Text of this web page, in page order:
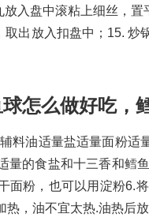
入盘中滚粘上细丝，
取出放入扣盘中；15.
怎么做好吃，
料油适量盐适量面粉适
量的食盐和十三香和鳕
面粉，也可以用淀粉6.
热，油不宜太热.油热后